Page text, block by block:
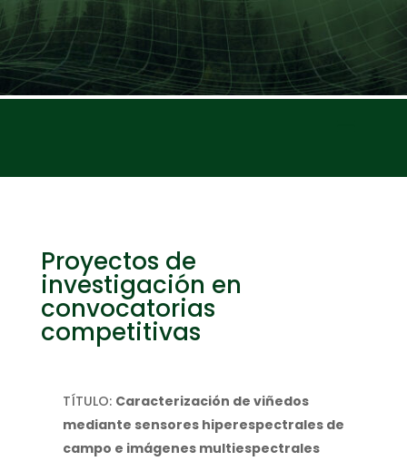
Proyectos de
investigación en
convocatorias
competitivas
TÍTULO: Caracterización de viñedos
mediante sensores hiperespectrales de
campo e imágenes multiespectrales